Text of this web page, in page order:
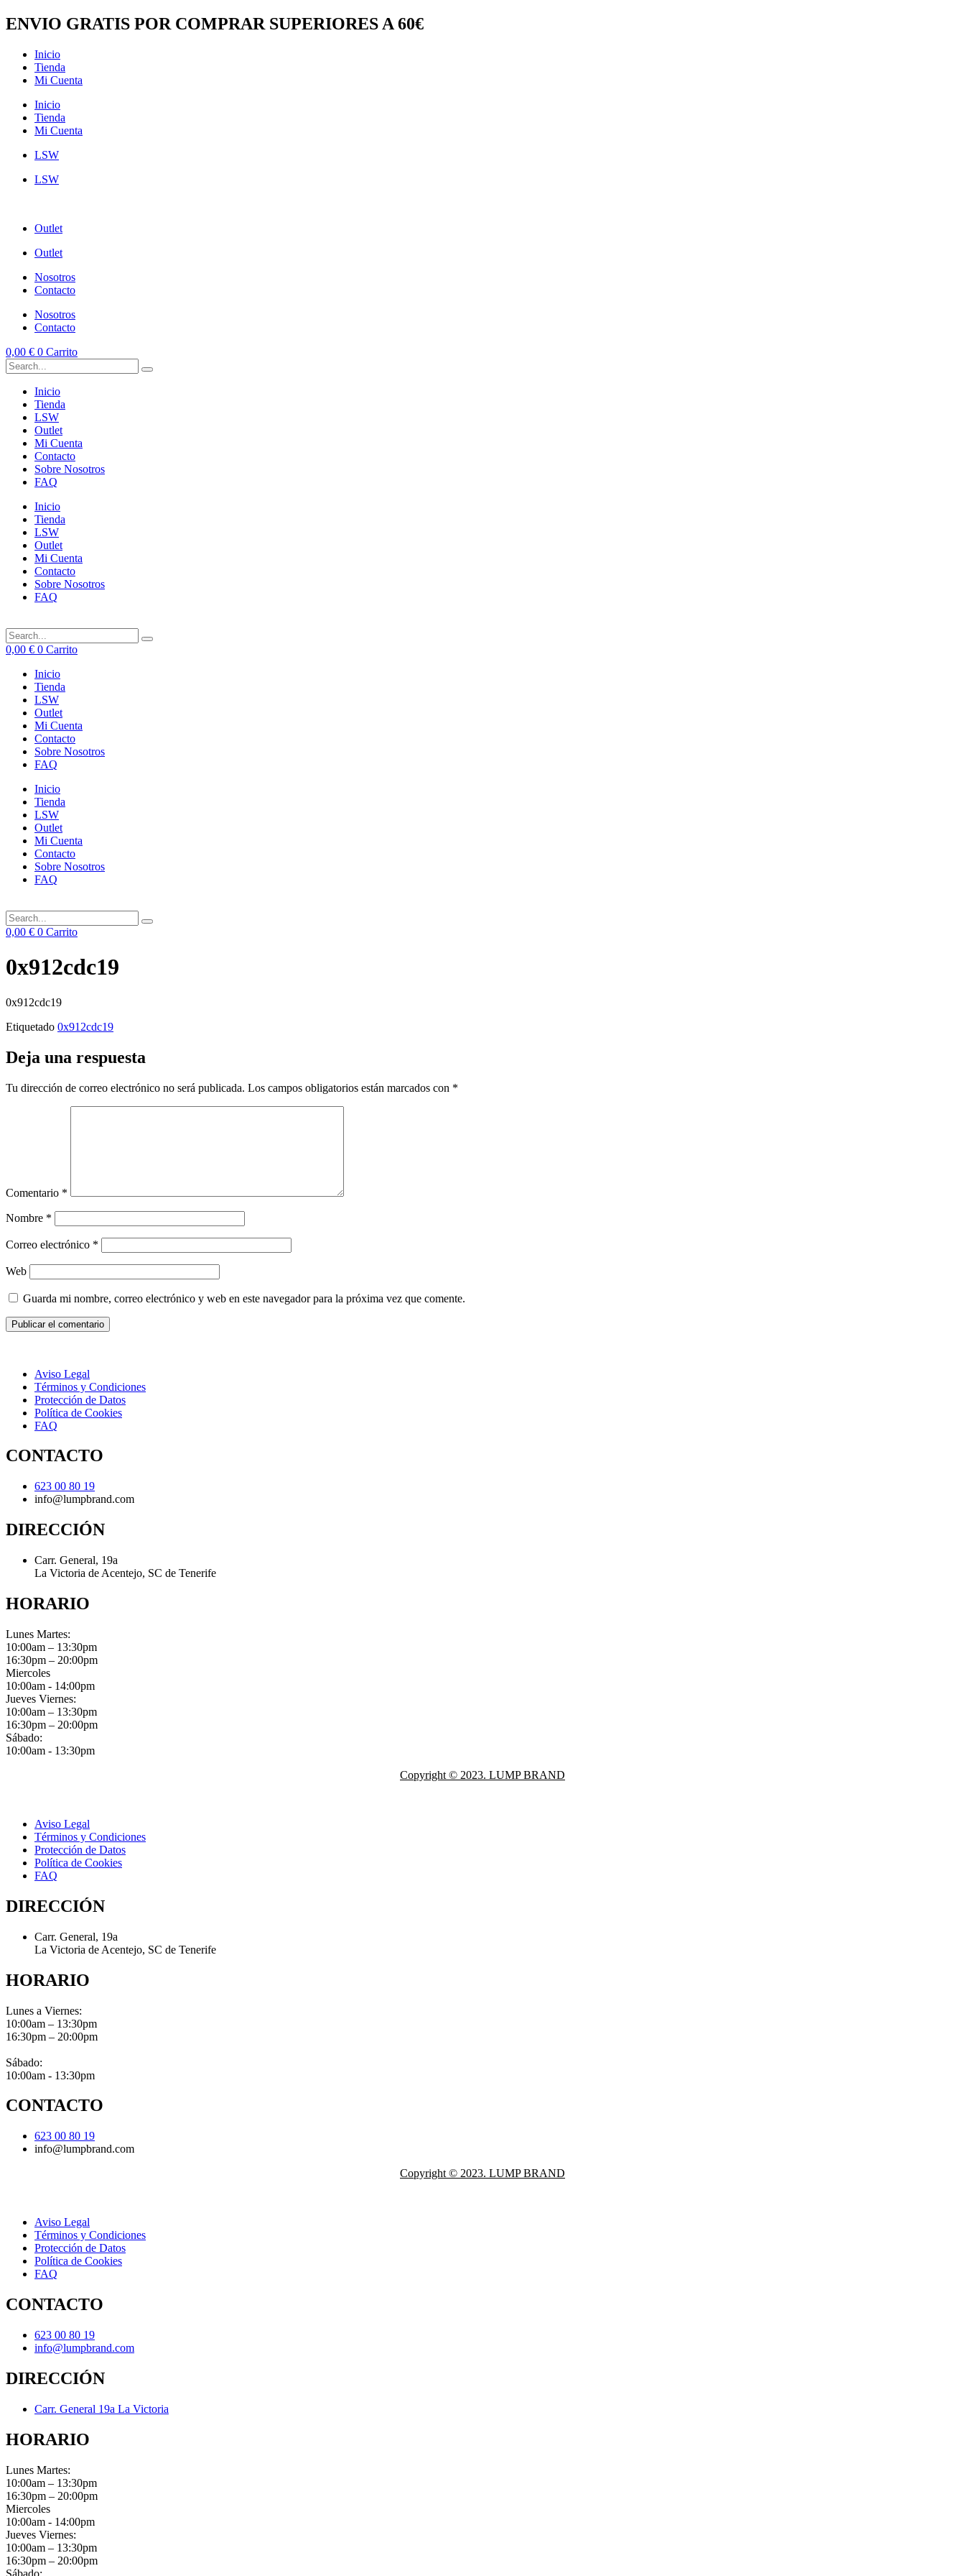
Ir
al
ENVIO GRATIS POR COMPRAR SUPERIORES A 60€
Inicio
Tienda
Mi Cuenta
Inicio
Tienda
Mi Cuenta
LSW
LSW
Outlet
Outlet
Nosotros
Contacto
Nosotros
Contacto
0,00 € 0 Carrito
Inicio
Tienda
LSW
Outlet
Mi Cuenta
Contacto
Sobre Nosotros
FAQ
Inicio
Tienda
LSW
Outlet
Mi Cuenta
Contacto
Sobre Nosotros
FAQ
0,00 € 0 Carrito
Inicio
Tienda
LSW
Outlet
Mi Cuenta
Contacto
Sobre Nosotros
FAQ
Inicio
Tienda
LSW
Outlet
Mi Cuenta
Contacto
Sobre Nosotros
FAQ
0,00 € 0 Carrito
0x912cdc19
0x912cdc19
Etiquetado 0x912cdc19
Deja una respuesta
Tu dirección de correo electrónico no será publicada. Los campos obligatorios están marcados con *
Comentario *
Nombre *
Correo electrónico *
Web
Guarda mi nombre, correo electrónico y web en este navegador para la próxima vez que comente.
Aviso Legal
Términos y Condiciones
Protección de Datos
Política de Cookies
FAQ
CONTACTO
623 00 80 19
info@lumpbrand.com
DIRECCIÓN
Carr. General, 19a
La Victoria de Acentejo, SC de Tenerife
HORARIO
Lunes Martes:
10:00am – 13:30pm
16:30pm – 20:00pm
Miercoles
10:00am - 14:00pm
Jueves Viernes:
10:00am – 13:30pm
16:30pm – 20:00pm
Sábado:
10:00am - 13:30pm
Copyright © 2023. LUMP BRAND
Aviso Legal
Términos y Condiciones
Protección de Datos
Política de Cookies
FAQ
DIRECCIÓN
Carr. General, 19a
La Victoria de Acentejo, SC de Tenerife
HORARIO
Lunes a Viernes:
10:00am – 13:30pm
16:30pm – 20:00pm
Sábado:
10:00am - 13:30pm
CONTACTO
623 00 80 19
info@lumpbrand.com
Copyright © 2023. LUMP BRAND
Aviso Legal
Términos y Condiciones
Protección de Datos
Política de Cookies
FAQ
CONTACTO
623 00 80 19
info@lumpbrand.com
DIRECCIÓN
Carr. General 19a La Victoria
HORARIO
Lunes Martes:
10:00am – 13:30pm
16:30pm – 20:00pm
Miercoles
10:00am - 14:00pm
Jueves Viernes:
10:00am – 13:30pm
16:30pm – 20:00pm
Sábado: